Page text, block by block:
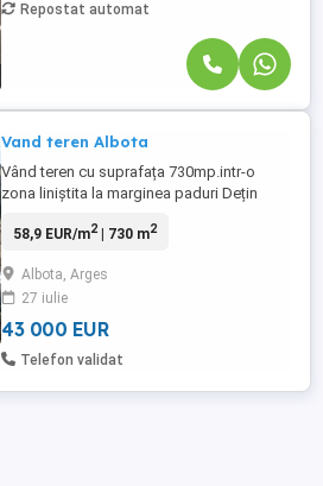
Repostat automat
Vand teren Albota
Vând teren cu suprafața 730mp.intr-o
zona liniștita la marginea paduri Dețin
construcție. Curent, apa si împrejmuire
58,9 EUR/m2| 730 m2
Albota, Arges
27 iulie
43 000 EUR
Telefon validat